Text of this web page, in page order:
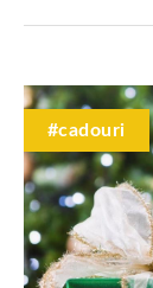
#cadouri